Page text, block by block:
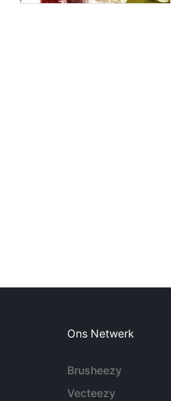
Ons Netwerk
Brusheezy
Vecteezy